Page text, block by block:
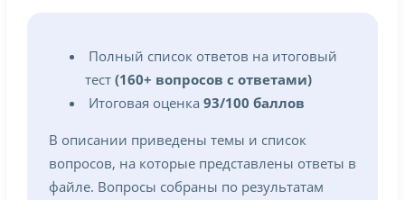
Полный список ответов на итоговый
тест (160+ вопросов с ответами)
Итоговая оценка 93/100 баллов
В описании приведены темы и список
вопросов, на которые представлены ответы в
файле. Вопросы собраны по результатам